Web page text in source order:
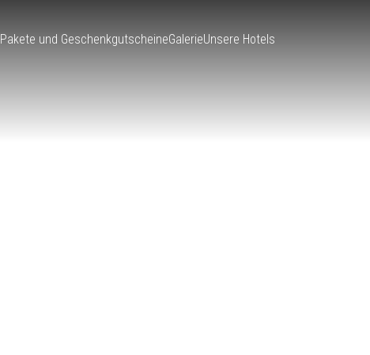
Pakete und GeschenkgutscheineGalerieUnsere Hotels